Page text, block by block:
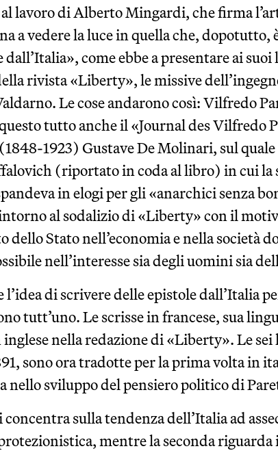
al lavoro di Alberto Mingardi, che firma
a vedere la luce in quella che, dopotutto,
come ebbe a presentare ai
rivista «Liberty», le missive
Le cose andarono così: Vilfredo
tutto anche il «Journal des Vilfredo
1923) Gustave De Molinari, sul
(riportato in coda al libro) in cui la
in elogi per gli «anarchici senza
al sodalizio di «Liberty» con il
dello Stato nell’economia e nella società
nell’interesse sia degli uomini sia
l’idea di scrivere delle epistole dall’Italia
tutt’uno. Le scrisse in francese, sua
nella redazione di «Liberty». Le
sono ora tradotte per la prima volta in
nello sviluppo del pensiero politico di
sulla tendenza dell’Italia ad
mentre la seconda riguarda